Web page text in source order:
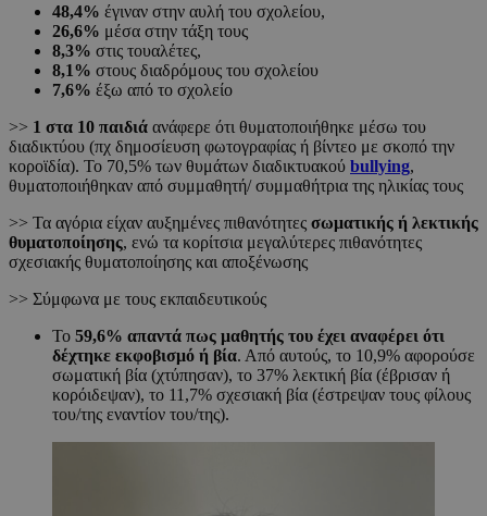
48,4% έγιναν στην αυλή του σχολείου,
26,6% μέσα στην τάξη τους
8,3% στις τουαλέτες,
8,1% στους διαδρόμους του σχολείου
7,6% έξω από το σχολείο
>> 1 στα 10 παιδιά ανάφερε ότι θυματοποιήθηκε μέσω του
διαδικτύου (πχ δημοσίευση φωτογραφίας ή βίντεο με σκοπό την
κοροϊδία). Το 70,5% των θυμάτων διαδικτυακού bullying,
θυματοποιήθηκαν από συμμαθητή/ συμμαθήτρια της ηλικίας τους
>> Τα αγόρια είχαν αυξημένες πιθανότητες σωματικής ή λεκτικής
θυματοποίησης, ενώ τα κορίτσια μεγαλύτερες πιθανότητες
σχεσιακής θυματοποίησης και αποξένωσης
>> Σύμφωνα με τους εκπαιδευτικούς
Το 59,6% απαντά πως μαθητής του έχει αναφέρει ότι
δέχτηκε εκφοβισμό ή βία. Από αυτούς, το 10,9% αφορούσε
σωματική βία (χτύπησαν), το 37% λεκτική βία (έβρισαν ή
κορόιδεψαν), το 11,7% σχεσιακή βία (έστρεψαν τους φίλους
του/της εναντίον του/της).